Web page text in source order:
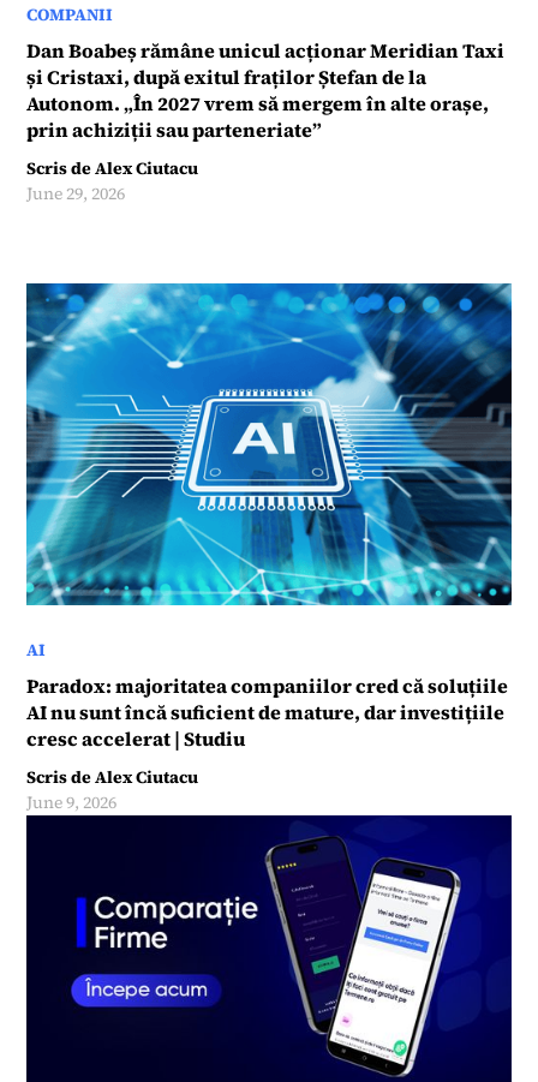
COMPANII
Dan Boabeș rămâne unicul acționar Meridian Taxi
și Cristaxi, după exitul fraților Ștefan de la
Autonom. „În 2027 vrem să mergem în alte orașe,
prin achiziții sau parteneriate”
Scris deAlex Ciutacu
June 29, 2026
AI
Paradox: majoritatea companiilor cred că soluțiile
AI nu sunt încă suficient de mature, dar investițiile
cresc accelerat | Studiu
Scris deAlex Ciutacu
June 9, 2026